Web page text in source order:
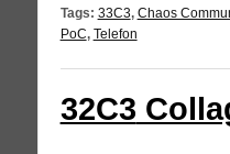
Tags: 33C3, Chaos
PoC, Telefon
32C3